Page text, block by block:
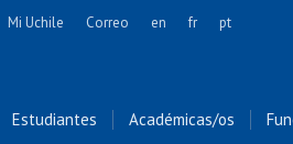
Cs. Forestales y Conservación
Mi Uchile Correo en fr pt
Estudiantes Académicas/os